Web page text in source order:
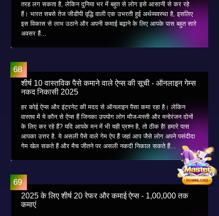
तरह लग सकता है, लेकिन दुनिया भर में बहुत से लोग इसे आसानी से कर रहे
हैं। भारत सबसे तेज जीडीपी वृद्धि वाली एक उभरती हुई अर्थव्यवस्था है, इसलिए
इस विकास से लाभ उठाने और अपनी कमाई बढ़ाने के लिए आपके पास बहुत सारे
अवसर हैं...
शीर्ष 10 वास्तविक पैसे कमाने वाले ऐप्स की सूची - ऑनलाइन गेम्स
नकद निकासी 2025
हर कोई ऐप्स और इंटरनेट की मदद से ऑनलाइन पैसा कमा रहा है। लेकिन
वास्तव में ये कौन से ऐप्स हैं जिनका उपयोग लोग मौज-मस्ती और मनोरंजन दोनों
के लिए कर रहे हैं? यदि आपके मन में भी यही प्रश्न है, तो ठीक है! हमारे पास
आपका उत्तर है. ये असली पैसे वाले गेम ऐप हैं जहां आप जैसे लोग अपने पसंदीदा
गेम खेल सकते हैं और मैच जीतने पर असली नकदी निकाल सकते हैं...
2025 के लिए शीर्ष 20 रेफर और कमाई ऐप्स - 1,00,000 तक
कमाएं